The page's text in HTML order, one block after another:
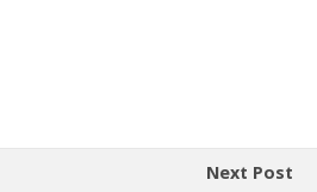
Next Post